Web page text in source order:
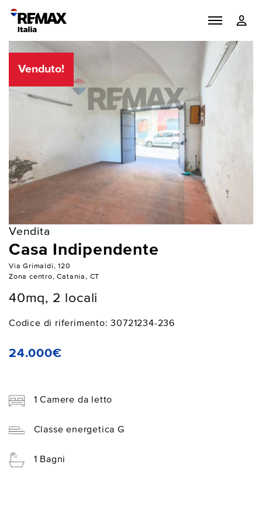
Venduto!
Vendita
Casa Indipendente
Via Grimaldi, 120
Zona centro, Catania, CT
40mq, 2 locali
Codice di riferimento: 30721234-236
24.000€
1 Camere da letto
Classe energetica G
1 Bagni